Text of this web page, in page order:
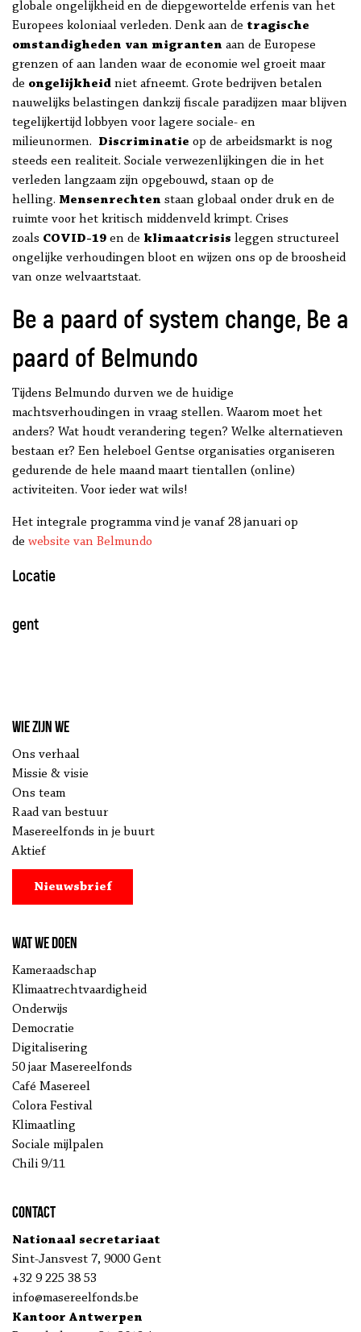
globale ongelijkheid en de diepgewortelde erfenis van het
Europees koloniaal verleden. Denk aan de tragische
omstandigheden van migranten aan de Europese
grenzen of aan landen waar de economie wel groeit maar
de ongelijkheid niet afneemt. Grote bedrijven betalen
nauwelijks belastingen dankzij fiscale paradijzen maar blijven
tegelijkertijd lobbyen voor lagere sociale- en
milieunormen. Discriminatie op de arbeidsmarkt is nog
steeds een realiteit. Sociale verwezenlijkingen die in het
verleden langzaam zijn opgebouwd, staan op de
helling. Mensenrechten staan globaal onder druk en de
ruimte voor het kritisch middenveld krimpt. Crises
zoals COVID-19 en de klimaatcrisis leggen structureel
ongelijke verhoudingen bloot en wijzen ons op de broosheid
van onze welvaartstaat.
Be a paard of system change, Be a
paard of Belmundo
Tijdens Belmundo durven we de huidige
machtsverhoudingen in vraag stellen. Waarom moet het
anders? Wat houdt verandering tegen? Welke alternatieven
bestaan er? Een heleboel Gentse organisaties organiseren
gedurende de hele maand maart tientallen (online)
activiteiten. Voor ieder wat wils!
Het integrale programma vind je vanaf 28 januari op
de website van Belmundo
Locatie
gent
Wie zijn we
Ons verhaal
Missie & visie
Ons team
Raad van bestuur
Masereelfonds in je buurt
Aktief
Nieuwsbrief
Wat we doen
Kameraadschap
Klimaatrechtvaardigheid
Onderwijs
Democratie
Digitalisering
50 jaar Masereelfonds
Café Masereel
Colora Festival
Klimaatling
Sociale mijlpalen
Chili 9/11
Contact
Nationaal secretariaat
Sint-Jansvest 7, 9000 Gent
+32 9 225 38 53
info@masereelfonds.be
Kantoor Antwerpen